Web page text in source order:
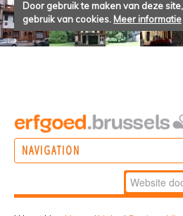
Door gebruik te maken van deze
gebruik van cookies. Meer informatie
NAVIGATION
Zoek
zoeken...